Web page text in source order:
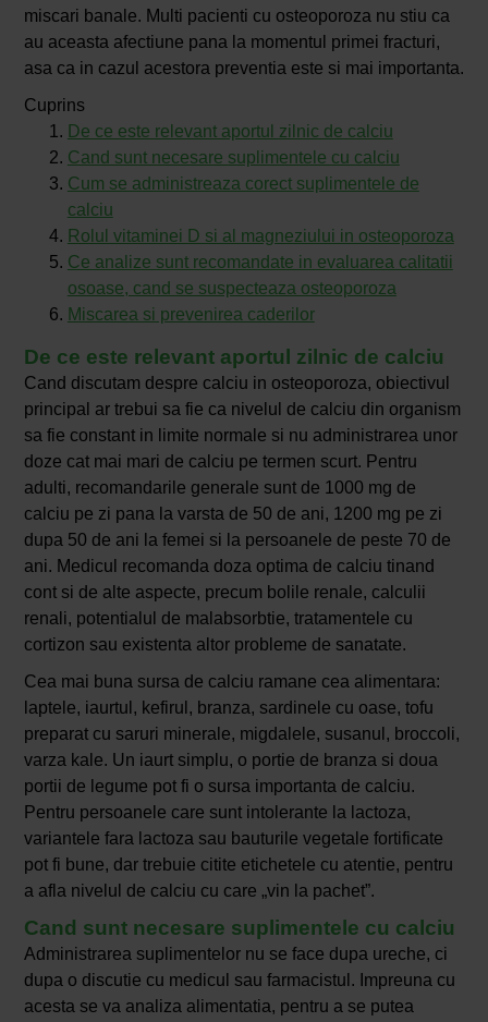
miscari banale. Multi pacienti cu osteoporoza nu stiu ca
au aceasta afectiune pana la momentul primei fracturi,
asa ca in cazul acestora preventia este si mai importanta.
Cuprins
De ce este relevant aportul zilnic de calciu
Cand sunt necesare suplimentele cu calciu
Cum se administreaza corect suplimentele de
calciu
Rolul vitaminei D si al magneziului in osteoporoza
Ce analize sunt recomandate in evaluarea calitatii
osoase, cand se suspecteaza osteoporoza
Miscarea si prevenirea caderilor
De ce este relevant aportul zilnic de calciu
Cand discutam despre calciu in osteoporoza, obiectivul
principal ar trebui sa fie ca nivelul de calciu din organism
sa fie constant in limite normale si nu administrarea unor
doze cat mai mari de calciu pe termen scurt. Pentru
adulti, recomandarile generale sunt de 1000 mg de
calciu pe zi pana la varsta de 50 de ani, 1200 mg pe zi
dupa 50 de ani la femei si la persoanele de peste 70 de
ani. Medicul recomanda doza optima de calciu tinand
cont si de alte aspecte, precum bolile renale, calculii
renali, potentialul de malabsorbtie, tratamentele cu
cortizon sau existenta altor probleme de sanatate.
Cea mai buna sursa de calciu ramane cea alimentara:
laptele, iaurtul, kefirul, branza, sardinele cu oase, tofu
preparat cu saruri minerale, migdalele, susanul, broccoli,
varza kale. Un iaurt simplu, o portie de branza si doua
portii de legume pot fi o sursa importanta de calciu.
Pentru persoanele care sunt intolerante la lactoza,
variantele fara lactoza sau bauturile vegetale fortificate
pot fi bune, dar trebuie citite etichetele cu atentie, pentru
a afla nivelul de calciu cu care „vin la pachet”.
Cand sunt necesare suplimentele cu calciu
Administrarea suplimentelor nu se face dupa ureche, ci
dupa o discutie cu medicul sau farmacistul. Impreuna cu
acesta se va analiza alimentatia, pentru a se putea